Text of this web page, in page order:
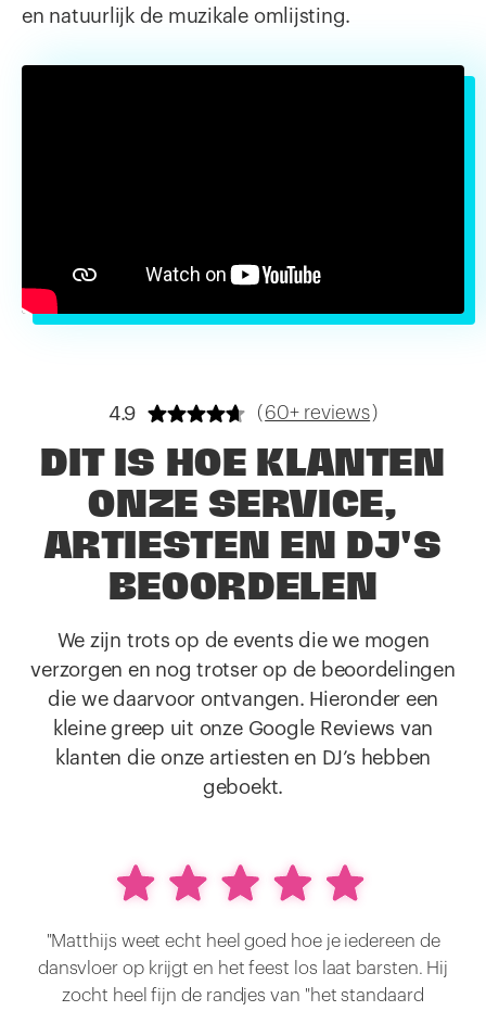
en natuurlijk de muzikale omlijsting.
4.9 ( 60+ reviews )
DIT IS HOE KLANTEN
ONZE SERVICE,
ARTIESTEN EN DJ'S
BEOORDELEN
We zijn trots op de events die we mogen
verzorgen en nog trotser op de beoordelingen
die we daarvoor ontvangen. Hieronder een
kleine greep uit onze Google Reviews van
klanten die onze artiesten en DJ’s hebben
geboekt.
"Matthijs weet echt heel goed hoe je iedereen de
dansvloer op krijgt en het feest los laat barsten. Hij
zocht heel fijn de randjes van "het standaard